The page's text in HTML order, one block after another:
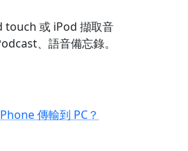
touch 或 iPod 擷取音
、語音備忘錄。
傳輸到 PC？